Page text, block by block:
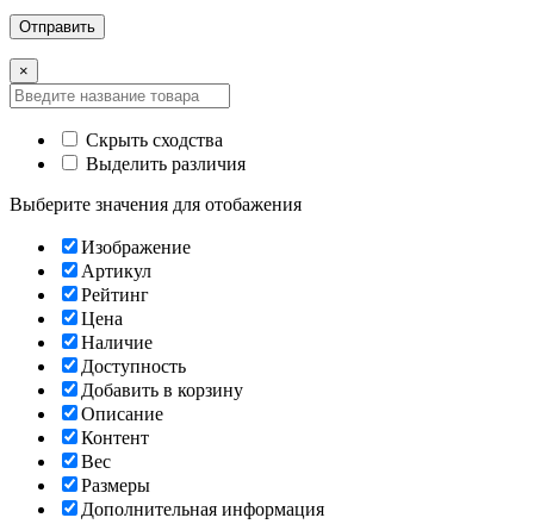
×
Скрыть сходства
Выделить различия
Выберите значения для отобажения
Изображение
Артикул
Рейтинг
Цена
Наличие
Доступность
Добавить в корзину
Описание
Контент
Вес
Размеры
Дополнительная информация